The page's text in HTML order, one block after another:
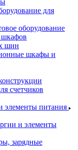
для
оборудование
шин
шкафы и
счетчиков
элементы питания
и элементы
зарядные